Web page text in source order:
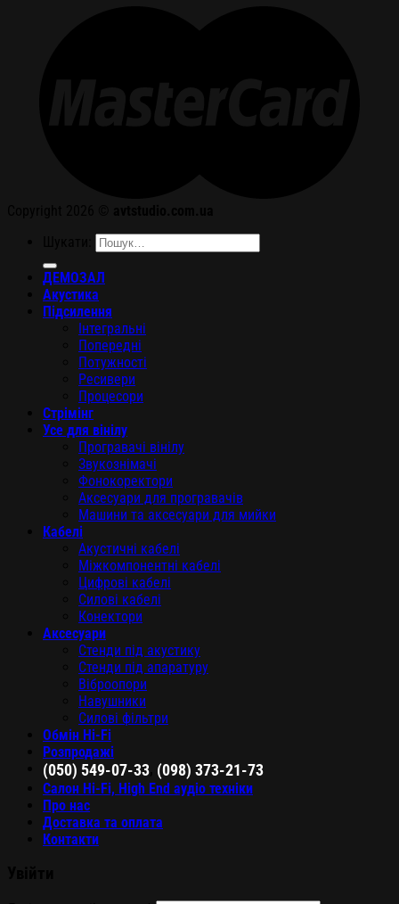
ДЕМОЗАЛ
Акустика
Підсилення
Інтегральні
Попередні
Потужності
Ресивери
Процесори
Стрімінг
Усе для вінілу
Програвачі вінілу
Звукознімачі
Фонокоректори
Аксесуари для програвачів
Машини та аксесуари для мийки
Кабелі
Акустичні кабелі
Міжкомпонентні кабелі
Цифрові кабелі
Силові кабелі
Конектори
Аксесуари
Стенди під акустику
Стенди під апаратуру
Віброопори
Навушники
Силові фільтри
Обмін Hi-Fi
Розпродажі
(050) 549-07-33 (098) 373-21-73
Салон Hi-Fi, High End аудіо техніки
Про нас
Доставка та оплата
Контакти